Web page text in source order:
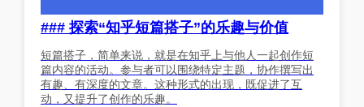
### 探索“知乎短篇搭子”的乐趣与价值
短篇搭子，简单来说，就是在知乎上与他人一起创作短
篇内容的活动。参与者可以围绕特定主题，协作撰写出
有趣、有深度的文章。这种形式的出现，既促进了互
动，又提升了创作的乐趣。